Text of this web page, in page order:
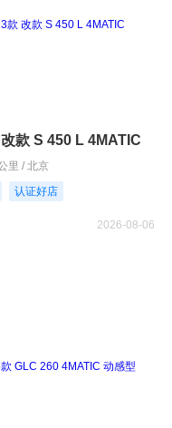
款 S 450 L 4MATIC
里 / 北京
认证好店
2026-08-06